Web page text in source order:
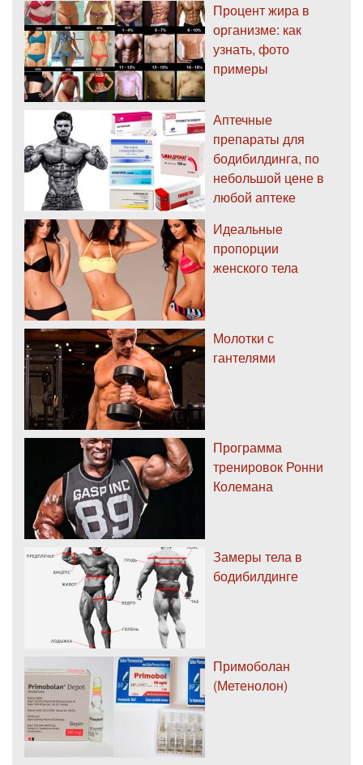
Процент жира в
организме: как
узнать, фото
примеры
Аптечные
препараты для
бодибилдинга, по
небольшой цене в
любой аптеке
Идеальные
пропорции
женского тела
Молотки с
гантелями
Программа
тренировок Ронни
Колемана
Замеры тела в
бодибилдинге
Примоболан
(Метенолон)